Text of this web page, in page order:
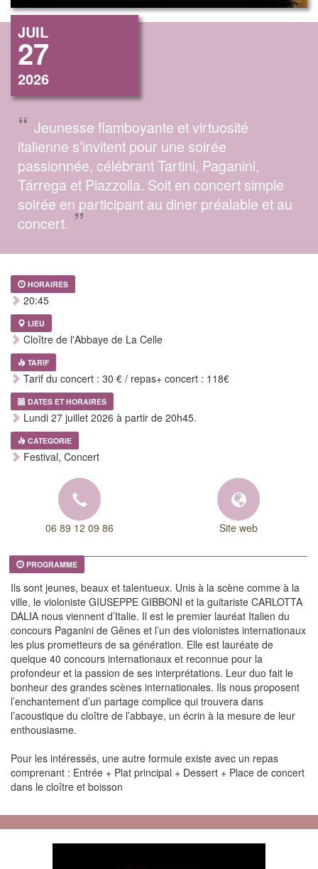
JUIL
27
2026
“ Jeunesse flamboyante et virtuosité
italienne s’invitent pour une soirée
passionnée, célébrant Tartini, Paganini,
Tárrega et Piazzolla. Soit en concert simple
soirée en participant au diner préalable et au
concert. ”
HORAIRES
20:45
LIEU
Cloître de l'Abbaye de La Celle
TARIF
Tarif du concert : 30 € / repas+ concert : 118€
DATES ET HORAIRES
Lundi 27 juillet 2026 à partir de 20h45.
CATEGORIE
Festival, Concert
06 89 12 09 86 Site web
PROGRAMME
Ils sont jeunes, beaux et talentueux. Unis à la scène comme à la
ville, le violoniste GIUSEPPE GIBBONI et la guitariste CARLOTTA
DALIA nous viennent d’Italie. Il est le premier lauréat Italien du
concours Paganini de Gênes et l’un des violonistes internationaux
les plus prometteurs de sa génération. Elle est lauréate de
quelque 40 concours internationaux et reconnue pour la
profondeur et la passion de ses interprétations. Leur duo fait le
bonheur des grandes scènes internationales. Ils nous proposent
l’enchantement d’un partage complice qui trouvera dans
l’acoustique du cloître de l’abbaye, un écrin à la mesure de leur
enthousiasme.
Pour les intéressés, une autre formule existe avec un repas
comprenant : Entrée + Plat principal + Dessert + Place de concert
dans le cloître et boisson